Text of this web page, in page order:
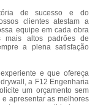
de sucesso e do
clientes atestam a
equipe em cada obra
mais altos padrões de
a plena satisfação
e que ofereça
a F12 Engenharia
um orçamento sem
apresentar as melhores